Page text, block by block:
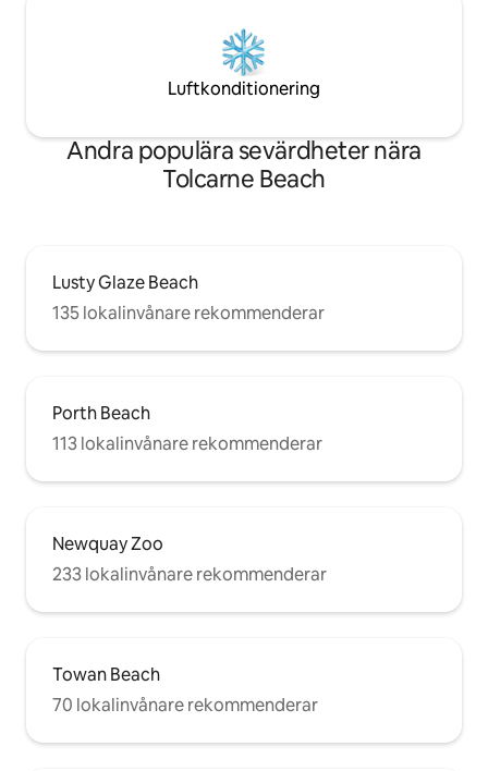
Luftkonditionering
Andra populära sevärdheter nära
Tolcarne Beach
Lusty Glaze Beach
135 lokalinvånare rekommenderar
Porth Beach
113 lokalinvånare rekommenderar
Newquay Zoo
233 lokalinvånare rekommenderar
Towan Beach
70 lokalinvånare rekommenderar